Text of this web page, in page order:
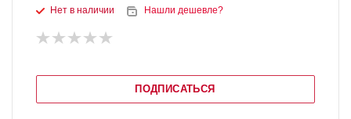
Нет в наличии Нашли дешевле?
ПОДПИСАТЬСЯ